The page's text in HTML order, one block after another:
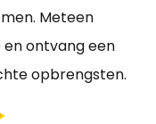
Meteen
en ontvang een
opbrengsten.